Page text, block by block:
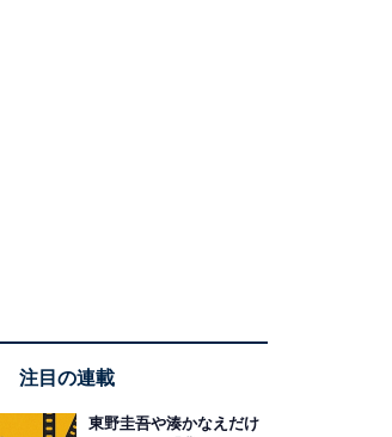
注目の連載
東野圭吾や湊かなえだけ